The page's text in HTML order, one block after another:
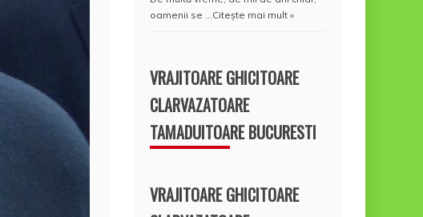
oamenii se … Citește mai mult »
VRAJITOARE GHICITOARE
CLARVAZATOARE
TAMADUITOARE BUCURESTI
VRAJITOARE GHICITOARE